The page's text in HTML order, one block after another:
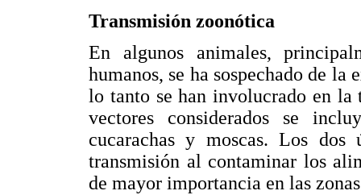
Transmisión zoonótica
En algunos animales,
humanos, se ha sospechado de la
lo tanto se han involucrado en la
vectores considerados se
cucarachas y moscas. Los
transmisión al contaminar los
de mayor importancia en las